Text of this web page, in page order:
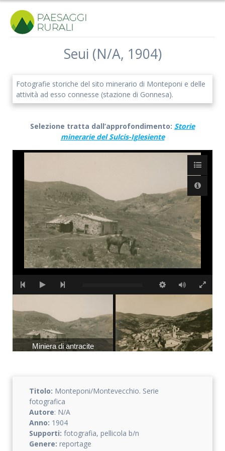
Salta
Seui (N/A, 1904)
Fotografie storiche del sito minerario di Monteponi e delle
attività ad esso connesse (stazione di Gonnesa).
Selezione tratta dall’approfondimento: Storie
minerarie del Sulcis-Iglesiente
Miniera di antracite
Titolo: Monteponi/Montevecchio. Serie
fotografica
Autore: N/A
Anno: 1904
Supporti: fotografia, pellicola b/n
Genere:reportage